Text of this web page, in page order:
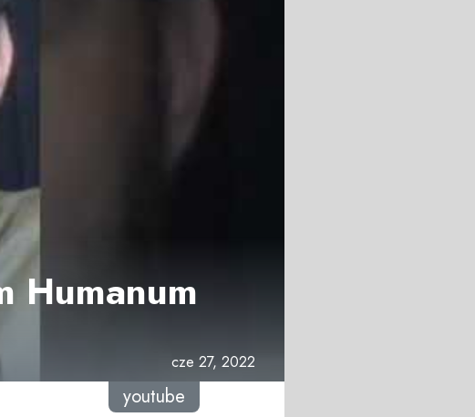
Humanum
cze 27, 2022
youtube